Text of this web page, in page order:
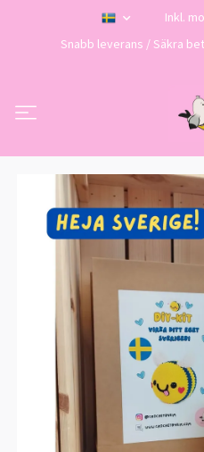
Inkl.
Snabb leverans / Säkra